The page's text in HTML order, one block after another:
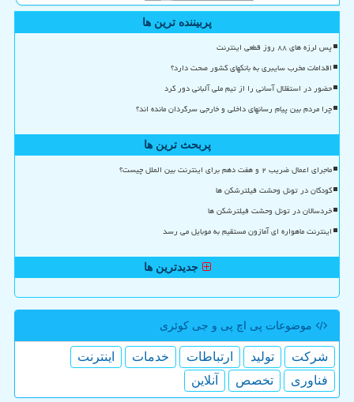
پربیننده ترین ها
پس لرزه های ۸۸ روز قطعی اینترنت
اقدامات مخرب سایبری به بانکهای کشور صحت دارد؟
حضور در استقلال آسانی را از تیم ملی آلبانی دور کرد
چرا مردم بین پیام رسانهای داخلی و خارجی سرگردان مانده اند؟
پربحث ترین ها
ماجرای اعمال ضریب ۲ و هفت دهم برای اینترنت بین الملل چیست؟
کودکان در تونل وحشت فیلترشکن ها
خردسالان در تونل وحشت فیلترشکن ها
اینترنت ماهواره ای آمازون مستقیم به موبایل می رسد
جدیدترین ها
موضوعات پی اچ پی و جی كوئری
شركت تولید ارتباطات خدمات
اینترنت
فناوری
تخصص آنلاین